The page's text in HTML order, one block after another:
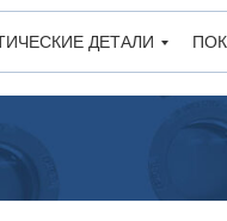
ДЕТАЛИ